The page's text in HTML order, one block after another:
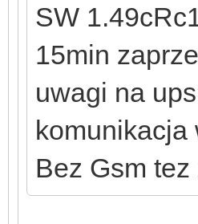
SW
15min
uwagi na
komunikacja
Bez Gsm